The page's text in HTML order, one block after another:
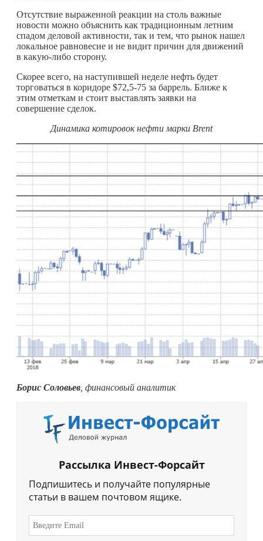
Отсутствие выраженной реакции на столь важные
новости можно объяснить как традиционным летним
спадом деловой активности, так и тем, что рынок нашел
локальное равновесие и не видит причин для движений
в какую-либо сторону.
Скорее всего, на наступившей неделе нефть будет
торговаться в коридоре $72,5-75 за баррель. Ближе к
этим отметкам и стоит выставлять заявки на
совершение сделок.
Динамика котировок нефти марки Brent
Борис Соловьев , финансовый аналитик
Рассылка Инвест-Форсайт
Подпишитесь и получайте популярные
статьи в вашем почтовом ящике.